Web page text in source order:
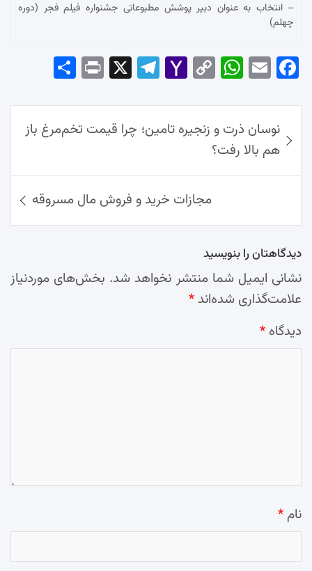
– انتخاب به عنوان دبیر پوشش مطبوعاتی جشنواره فیلم فجر (دوره
چهلم)
Fac
ok
Em
Wh
Ap
p
Co
Lin
k
Yah
Mai
l
Tel
am
Pri
نوشته‌ها
نوسان ذرت و زنجیره تامین؛ چرا قیمت تخم‌مرغ باز
هم بالا رفت؟
مجازات خرید و فروش مال مسروقه
دیدگاهتان را بنویسید
نشانی ایمیل شما منتشر نخواهد شد. بخش‌های موردنیاز
علامت‌گذاری شده‌اند *
دیدگاه *
نام *